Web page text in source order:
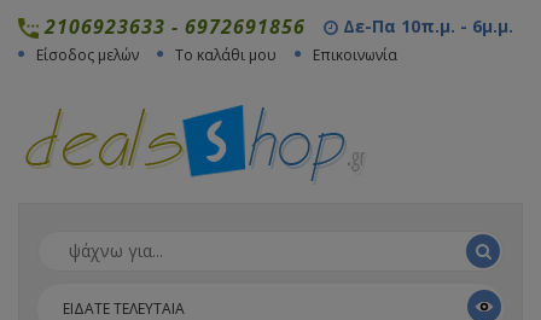
2106923633 - 6972691856 Δε-Πα 10π.μ. - 6μ.μ.
Είσοδος μελών Το καλάθι μου Επικοινωνία
ΕΙΔΑΤΕ ΤΕΛΕΥΤΑΙΑ